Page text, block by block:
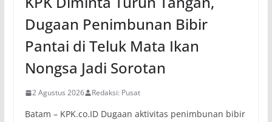
Dugaan Penimbunan Bibir
Pantai di Teluk Mata Ikan
Nongsa Jadi Sorotan
2 Agustus 2026 Redaksi: Pusat
Batam – KPK.co.ID Dugaan aktivitas penimbunan bibir